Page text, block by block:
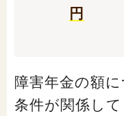
円
障害年金の額
条件が関係し